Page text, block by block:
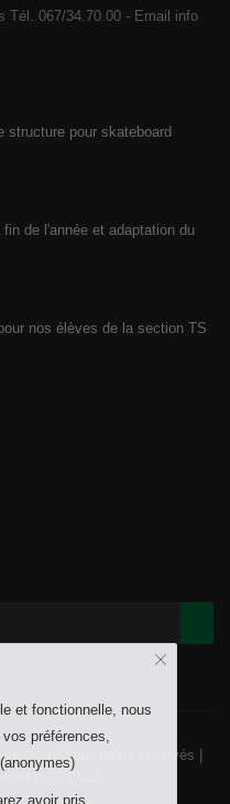
Tél. 067/34.70.00 - Email info
structure pour skateboard
de l'année et adaptation du
nos élèves de la section TS
- Tous droits réservés |
et fonctionnelle, nous
préférences,
avoir pris